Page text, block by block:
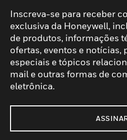
Inscreva-se para receber
exclusiva da Honeywell,
de produtos, informações
ofertas, eventos e notícias,
especiais e tópicos
mail e outras formas de
eletrônica.